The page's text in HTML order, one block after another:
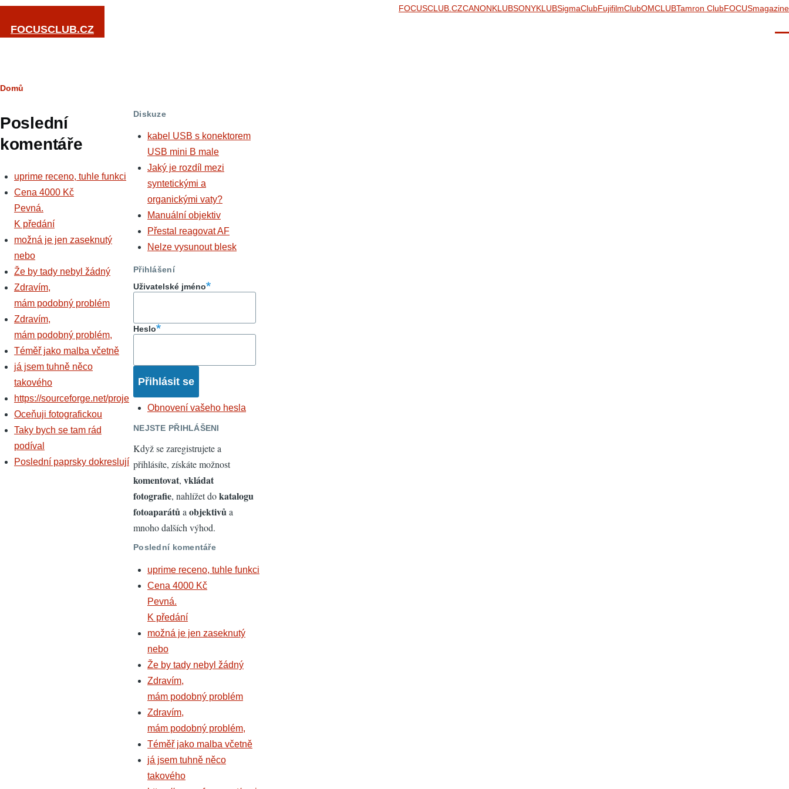
Přejít k hlavnímu obsahu
FOCUSCLUB.CZ
FOCUSCLUB.CZCANONKLUBSONYKLUBSigmaClubFujifilmClubOMCLUBTamron ClubFOCUSmagazine
Drobečková
Domů
Poslední
komentáře
uprime receno, tuhle funkci
Cena 4000 Kč
Pevná.
K předání
možná je jen zaseknutý
nebo
Že by tady nebyl žádný
Zdravím,
mám podobný problém
Zdravím,
mám podobný problém,
Téměř jako malba včetně
já jsem tuhně něco
takového
https://sourceforge.net/proje
Oceňuji fotografickou
Taky bych se tam rád
podíval
Poslední paprsky dokreslují
Diskuze
kabel USB s konektorem
USB mini B male
Jaký je rozdíl mezi
syntetickými a
organickými vaty?
Manuální objektiv
Přestal reagovat AF
Nelze vysunout blesk
Přihlášení
Uživatelské jméno
Heslo
Obnovení vašeho hesla
NEJSTE PŘIHLÁŠENI
Když se zaregistrujete a
přihlásíte, získáte možnost
komentovat, vkládat
fotografie, nahlížet dokatalogu
fotoaparátůa objektivůa
mnoho dalších výhod.
Poslední komentáře
uprime receno, tuhle funkci
Cena 4000 Kč
Pevná.
K předání
možná je jen zaseknutý
nebo
Že by tady nebyl žádný
Zdravím,
mám podobný problém
Zdravím,
mám podobný problém,
Téměř jako malba včetně
já jsem tuhně něco
takového